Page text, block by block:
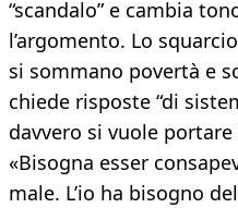
“scandalo” e cambia
l’argomento. Lo
si sommano povertà e
chiede risposte “di
davvero si vuole
«Bisogna esser
male. L’io ha bisogno